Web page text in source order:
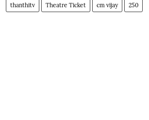
thanthitv Theatre Ticket cm vijay 250